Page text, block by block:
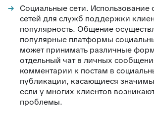
Социальные сети. Использование
сетей для служб поддержки
популярность. Общение
популярные платформы
может принимать различные
отдельный чат в личных
комментарии к постам в
публикации, касающиеся
если у многих клиентов
проблемы.